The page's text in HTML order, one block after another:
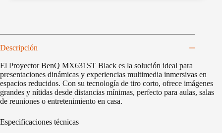
Descripción
El Proyector BenQ MX631ST Black es la solución ideal para
presentaciones dinámicas y experiencias multimedia inmersivas en
espacios reducidos. Con su tecnología de tiro corto, ofrece imágenes
grandes y nítidas desde distancias mínimas, perfecto para aulas, salas
de reuniones o entretenimiento en casa.
Especificaciones técnicas